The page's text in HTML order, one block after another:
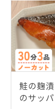
鮭の麹
のサッ